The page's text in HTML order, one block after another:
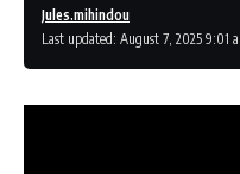
Last updated: August 7, 2025 9:01
Jules.mihindou